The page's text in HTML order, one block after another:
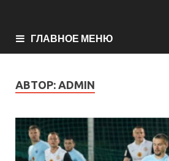
ГЛАВНОЕ МЕНЮ
АВТОР: ADMIN